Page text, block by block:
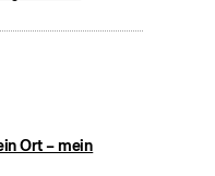
Ort – mein